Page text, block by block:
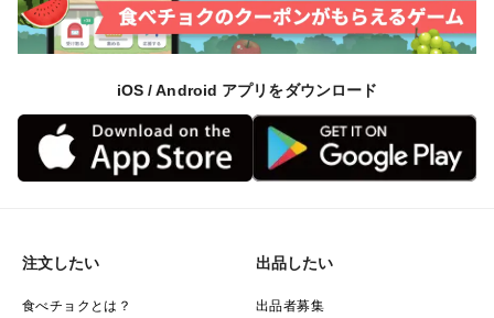
iOS / Android アプリをダウンロード
注文したい
食べチョクとは？
出品したい
出品者募集